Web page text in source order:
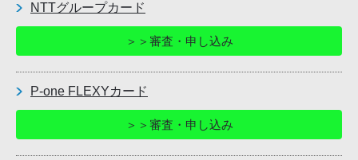
NTTグループカード
＞＞審査・申し込み
P-one FLEXYカード
＞＞審査・申し込み